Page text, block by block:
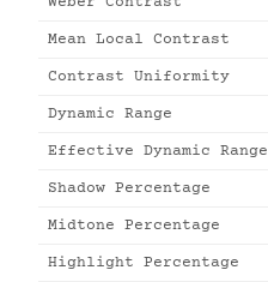
Mean Local Contrast
Contrast Uniformity
Dynamic Range
Effective Dynamic Range
Shadow Percentage
Midtone Percentage
Highlight Percentage